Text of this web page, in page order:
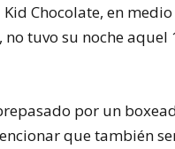
Chocolate, en
tuvo su noche aquel
por un
que también